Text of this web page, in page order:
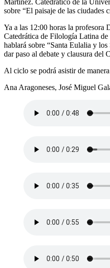
Martínez. Catedrático de la
sobre “El paisaje de las ciudades
Ya a las 12:00 horas la profesora
Catedrática de Filología Latina
hablará sobre “Santa Eulalia y los
dar paso al debate y clausura del
Al ciclo se podrá asistir de
Ana Aragoneses, José Miguel